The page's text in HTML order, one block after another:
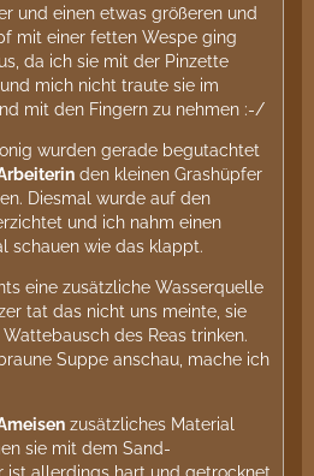
und einen etwas größeren und
mit einer fetten Wespe ging
da ich sie mit der Pinzette
mich nicht traute sie im
mit den Fingern zu nehmen :-/
wurden gerade begutachtet
den kleinen Grashüpfer
Diesmal wurde auf den
und ich nahm einen
schauen wie das klappt.
eine zusätzliche Wasserquelle
tat das nicht uns meinte, sie
des Reas trinken.
Suppe anschau, mache ich
zusätzliches Material
sie mit dem Sand-